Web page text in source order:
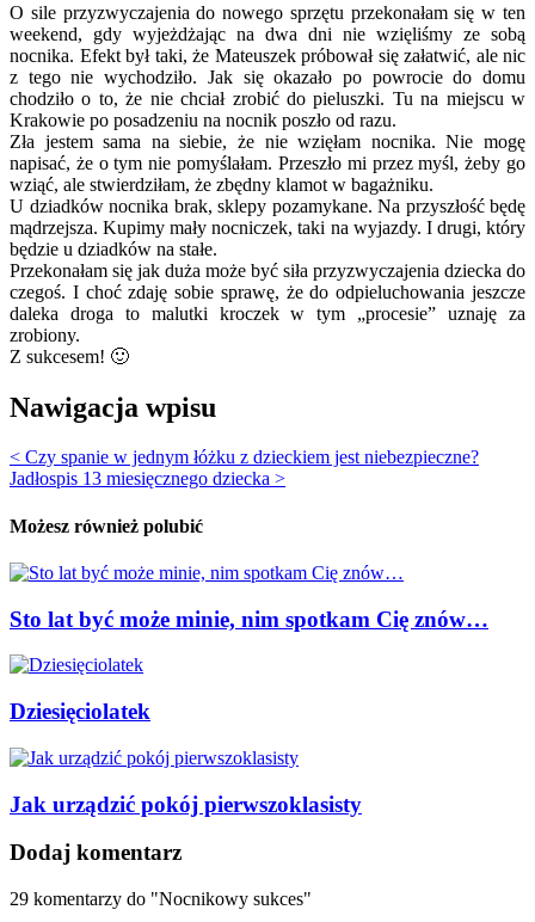
O sile przyzwyczajenia do nowego sprzętu przekonałam się w ten
weekend, gdy wyjeżdżając na dwa dni nie wzięliśmy ze sobą
nocnika. Efekt był taki, że Mateuszek próbował się załatwić, ale nic
z tego nie wychodziło. Jak się okazało po powrocie do domu
chodziło o to, że nie chciał zrobić do pieluszki. Tu na miejscu w
Krakowie po posadzeniu na nocnik poszło od razu.
Zła jestem sama na siebie, że nie wzięłam nocnika. Nie mogę
napisać, że o tym nie pomyślałam. Przeszło mi przez myśl, żeby go
wziąć, ale stwierdziłam, że zbędny klamot w bagażniku.
U dziadków nocnika brak, sklepy pozamykane. Na przyszłość będę
mądrzejsza. Kupimy mały nocniczek, taki na wyjazdy. I drugi, który
będzie u dziadków na stałe.
Przekonałam się jak duża może być siła przyzwyczajenia dziecka do
czegoś. I choć zdaję sobie sprawę, że do odpieluchowania jeszcze
daleka droga to malutki kroczek w tym „procesie” uznaję za
zrobiony.
Z sukcesem! 🙂
Nawigacja wpisu
< Czy spanie w jednym łóżku z dzieckiem jest niebezpieczne?
Jadłospis 13 miesięcznego dziecka >
Możesz również polubić
Sto lat być może minie, nim spotkam Cię znów…
Dziesięciolatek
Jak urządzić pokój pierwszoklasisty
Dodaj komentarz
29 komentarzy do "Nocnikowy sukces"